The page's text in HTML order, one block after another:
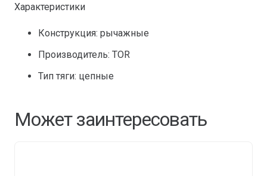
Характеристики
Конструкция: рычажные
Производитель: TOR
Тип тяги: цепные
Может заинтересовать